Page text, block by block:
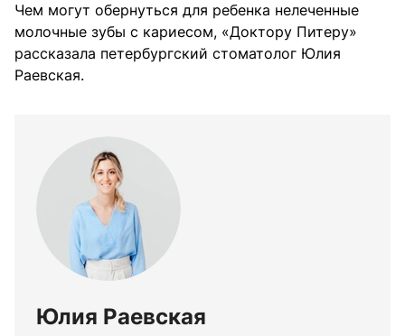
Чем могут обернуться для ребенка нелеченные
молочные зубы с кариесом, «Доктору Питеру»
рассказала петербургский стоматолог Юлия
Раевская.
Юлия Раевская